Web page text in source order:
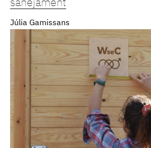
sanejament
Júlia Gamissans